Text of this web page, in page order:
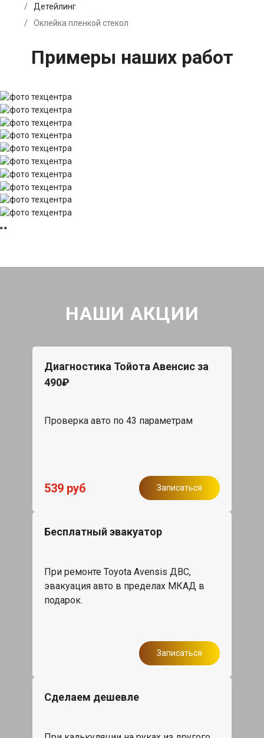
Детейлинг
Оклейка пленкой стекол
Примеры наших работ
НАШИ АКЦИИ
Диагностика Тойота Авенсис за
490₽
Проверка авто по 43 параметрам
539 руб Записаться
Бесплатный эвакуатор
При ремонте Toyota Avensis ДВС,
эвакуация авто в пределах МКАД в
подарок.
Записаться
Сделаем дешевле